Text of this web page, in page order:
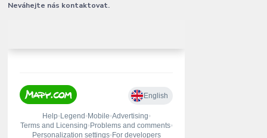
Neváhejte nás kontaktovat.